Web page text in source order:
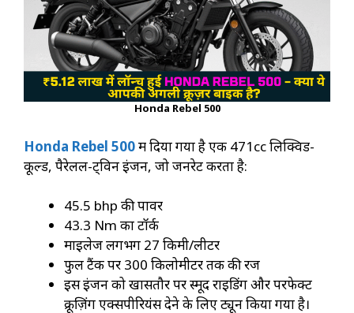
Honda Rebel 500
Honda Rebel 500में दिया गया है एक 471cc लिक्विड-
कूल्ड, पैरेलल-ट्विन इंजन, जो जनरेट करता है:
45.5 bhp की पावर
43.3 Nm का टॉर्क
माइलेज लगभग 27 किमी/लीटर
फुल टैंक पर 300 किलोमीटर तक की रेंज
इस इंजन को खासतौर पर स्मूद राइडिंग और परफेक्ट
क्रूज़िंग एक्सपीरियंस देने के लिए ट्यून किया गया है।